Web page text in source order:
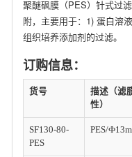
聚醚砜膜（PES）针式过
附，主要用于：1) 蛋白溶
组织培养添加剂的过滤。
订购信息：
货号
描述（滤
性）
SF130-80-
PES
PES/